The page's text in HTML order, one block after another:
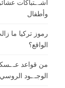
وأطفال
رموز تركيا ما
الواقع؟
من قواعد
الوجـ.ـود